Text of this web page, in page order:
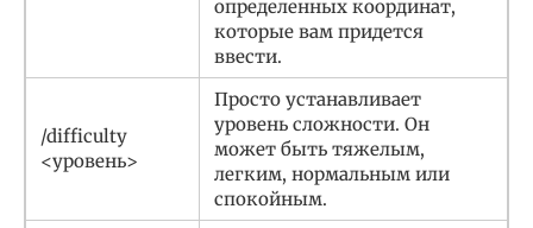
определенных координат,
которые вам придется
ввести.
/difficulty
<уровень>
Просто устанавливает
уровень сложности. Он
может быть тяжелым,
легким, нормальным или
спокойным.